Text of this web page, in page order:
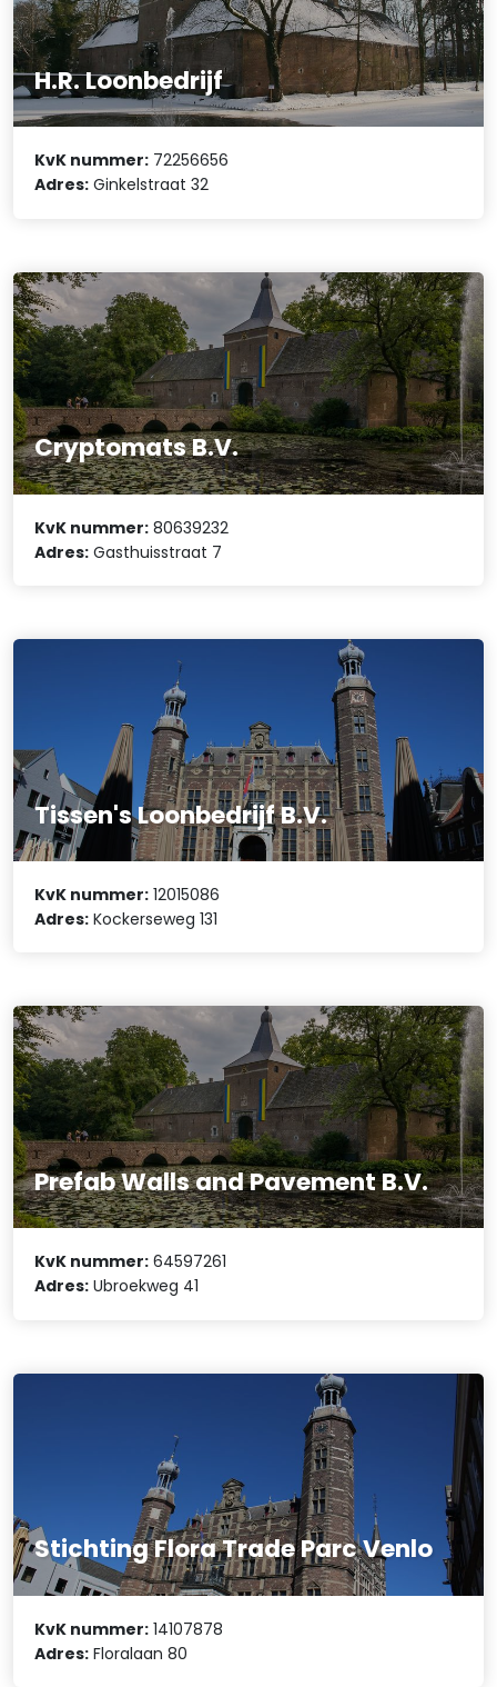
H.R. Loonbedrijf
KvK nummer: 72256656
Adres: Ginkelstraat 32
Cryptomats B.V.
KvK nummer: 80639232
Adres: Gasthuisstraat 7
Tissen's Loonbedrijf B.V.
KvK nummer: 12015086
Adres: Kockerseweg 131
Prefab Walls and Pavement B.V.
KvK nummer: 64597261
Adres: Ubroekweg 41
Stichting Flora Trade Parc Venlo
KvK nummer: 14107878
Adres: Floralaan 80